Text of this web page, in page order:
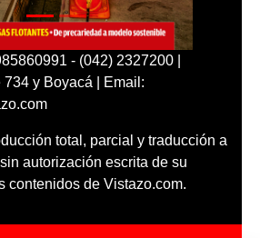
- (042) 2327200 |
734 y Boyacá | Email:
total, parcial y traducción a
autorización escrita de su
contenidos de Vistazo.com.